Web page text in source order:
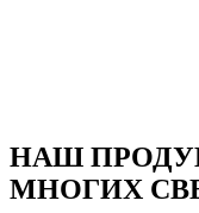
НАШ
МНОГИХ